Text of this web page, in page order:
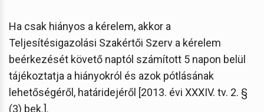
Ha csak hiányos a kérelem, akkor a
Teljesítésigazolási Szakértői Szerv a kérelem
beérkezését követő naptól számított 5 napon belül
tájékoztatja a hiányokról és azok pótlásának
lehetőségéről, határidejéről [2013. évi XXXIV. tv. 2. §
(3) bek.].